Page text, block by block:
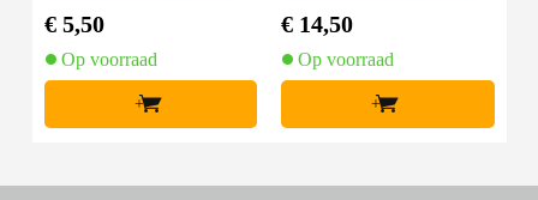
€ 5,50
Op voorraad
+
€ 14,50
Op voorraad
+